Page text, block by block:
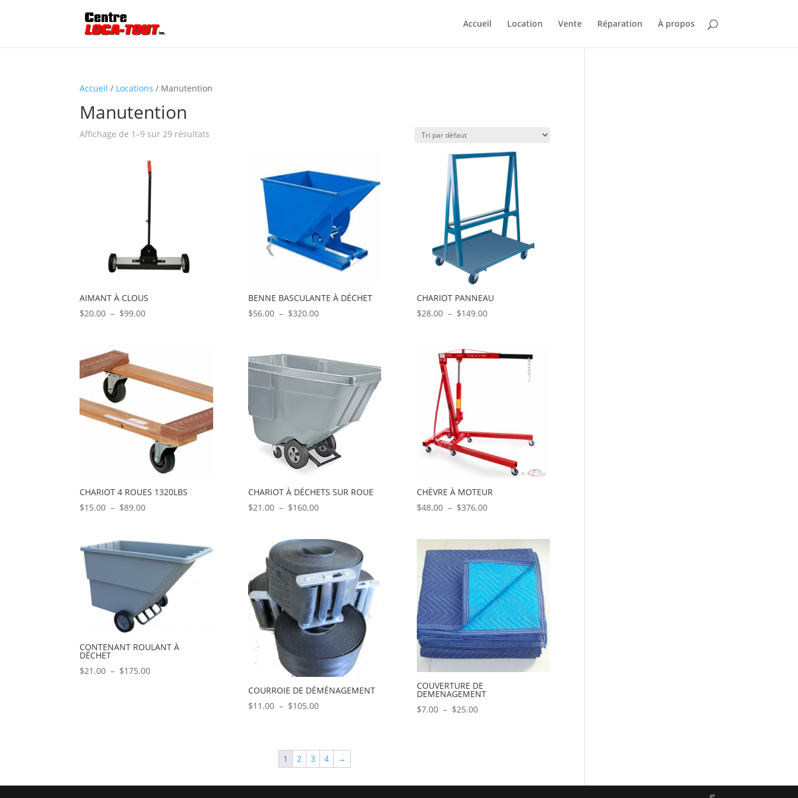
Accueil Location Vente Réparation À propos
Accueil / Locations / Manutention
Manutention
Affichage de 1–9 sur 29 résultats
AIMANT À CLOUS
$20.00 – $99.00Plage
à
$99.00
BENNE BASCULANTE À DÉCHET
$56.00 – $320.00Plage
$320.00
CHARIOT PANNEAU
$28.00 – $149.00Plage
$28.00
CHARIOT 4 ROUES 1320LBS
$15.00 – $89.00Plage
$15.00
à
$89.00
CHARIOT À DÉCHETS SUR ROUE
$21.00 – $160.00Plage
$21.00
à
$160.00
CHÈVRE À MOTEUR
$48.00 – $376.00Plage
$48.00
à
$376.00
CONTENANT ROULANT À
DÉCHET
$21.00 – $175.00Plage
COURROIE DE DÉMÉNAGEMENT
$11.00 – $105.00Plage
COUVERTURE DE
DEMENAGEMENT
$7.00 – $25.00Plage
1 2 3 4 →